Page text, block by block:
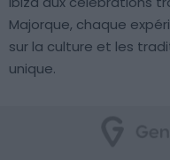
Majorque, chaque
sur la culture et les
unique.